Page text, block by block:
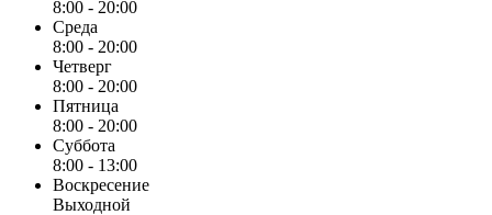
8:00 - 20:00
Среда
8:00 - 20:00
Четверг
8:00 - 20:00
Пятница
8:00 - 20:00
Суббота
8:00 - 13:00
Воскресение
Выходной